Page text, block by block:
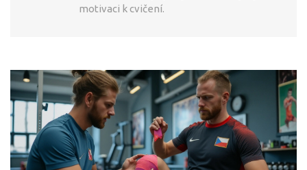
motivaci k cvičení.